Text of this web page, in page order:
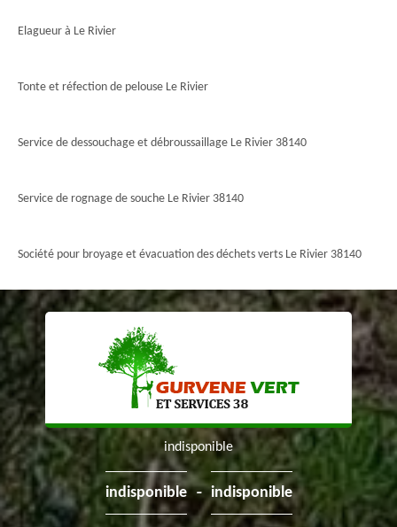
Elagueur à Le Rivier
Tonte et réfection de pelouse Le Rivier
Service de dessouchage et débroussaillage Le Rivier 38140
Service de rognage de souche Le Rivier 38140
Société pour broyage et évacuation des déchets verts Le Rivier 38140
indisponible
indisponible - indisponible